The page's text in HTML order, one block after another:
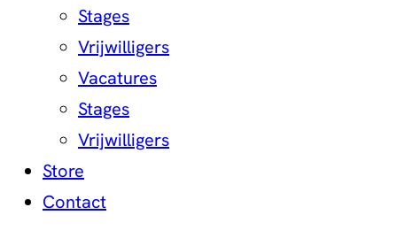
Stages
Vrijwilligers
Vacatures
Stages
Vrijwilligers
Store
Contact